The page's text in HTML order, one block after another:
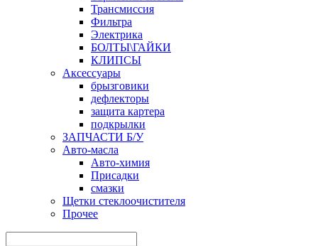
Трансмиссия
Фильтра
Электрика
БОЛТЫ\ГАЙКИ
КЛИПСЫ
Аксессуары
брызговики
дефлекторы
защита картера
подкрылки
ЗАПЧАСТИ Б/У
Авто-масла
Авто-химия
Присадки
смазки
Щетки стеклоочистителя
Прочее